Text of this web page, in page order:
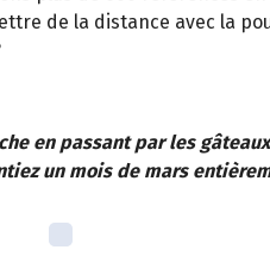
de la distance avec la
en passant par les
un mois de mars